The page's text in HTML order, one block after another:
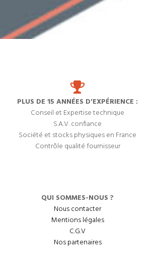
PLUS DE 15 ANNÉES D'EXPÉRIENCE :
Conseil et Expertise technique
S.A.V. confiance
Société et stocks physiques en France
Contrôle qualité fournisseur
QUI SOMMES-NOUS ?
Nous contacter
Mentions légales
C.G.V
Nos partenaires